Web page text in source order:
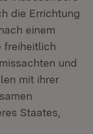
die Errichtung
einem
freiheitlich
und
mit ihrer
Staates,